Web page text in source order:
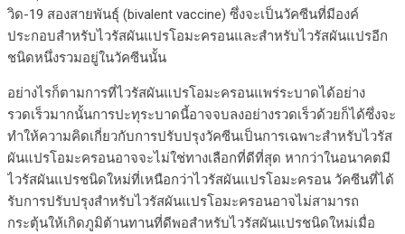
วิด-19 สองสายพันธุ์ (bivalent vaccine) ซึ่งจะเป็นวัคซีนที่มีองค์
ประกอบสำหรับไวรัสผันแปรโอมะครอนและสำหรับไวรัสผันแปรอีก
ชนิดหนึ่งรวมอยู่ในวัคซีนนั้น
อย่างไรก็ตามการที่ไวรัสผันแปรโอมะครอนแพร่ระบาดได้อย่าง
รวดเร็วมากนั้นการปะทุระบาดนี้อาจจบลงอย่างรวดเร็วด้วยก็ได้ซึ่งจะ
ทำให้ความคิดเกี่ยวกับการปรับปรุงวัคซีนเป็นการเฉพาะสำหรับไวรัส
ผันแปรโอมะครอนอาจจะไม่ใช่ทางเลือกที่ดีที่สุด หากว่าในอนาคตมี
ไวรัสผันแปรชนิดใหม่ที่เหนือกว่าไวรัสผันแปรโอมะครอน วัคซีนที่ได้
รับการปรับปรุงสำหรับไวรัสผันแปรโอมะครอนอาจไม่สามารถ
กระตุ้นให้เกิดภูมิต้านทานที่ดีพอสำหรับไวรัสผันแปรชนิดใหม่เมื่อ